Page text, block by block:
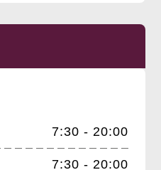
7:30 - 20:00
7:30 - 20:00